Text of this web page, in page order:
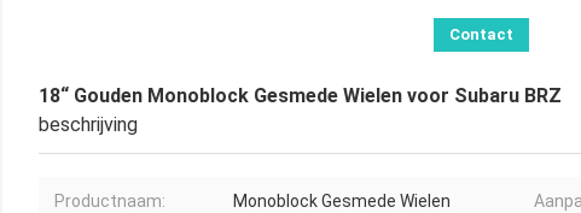
Contact
18“ Gouden Monoblock Gesmede Wielen voor Subaru BRZ
beschrijving
Productnaam: Monoblock Gesmede Wielen